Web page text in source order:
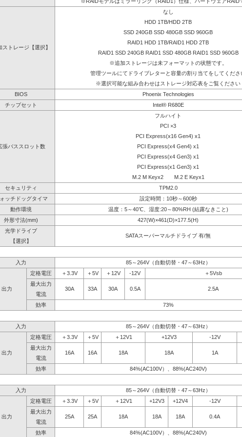
ストレージ【選択】
なし
HDD 1TB/HDD 2TB
SSD 240GB SSD 480GB SSD 960GB
RAID1 HDD 1TB/RAID1 HDD 2TB
RAID1 SSD 240GB RAID1 SSD 480GB RAID1 SSD 960GB
※追加ストレージは未フォーマットの状態です。
管理ツールにてドライブレターと容量の割り当てをしてくださ
※選択可能な組み合わせはストレージ対応表をご覧ください
BIOS
Phoenix Technologies
チップセット
Intel® R680E
張バススロット数
フルハイト
PCI ×3
PCI Express(x16 Gen4) x1
PCI Express(x4 Gen4) x1
PCI Express(x4 Gen3) x1
PCI Express(x1 Gen3) x1
M.2 M Keyx2 M.2 E Keyx1
セキュリティ
TPM2.0
ッチドッグタイマ
設定時間：10秒～600秒
動作環境
温度：5～40℃、湿度:20～80%RH (結露なきこと)
外形寸法(mm)
427(W)×461(D)×177.5(H)
光学ドライブ
SATAスーパーマルチドライブ 有/無
【選択】
入力 85～264V（自動切替・47～63Hz）
出力
定格電圧 ＋3.3V ＋5V ＋12V -12V
＋5Vsb
最大出力
30A
33A 30A 0.5A
2.5A
電流
効率
73%
入力 85～264V（自動切替・47～63Hz）
出力
定格電圧 ＋3.3V ＋5V ＋12V1 +12V3 -12V
最大出力
16A
16A 18A 18A 1A
電流
効率
84%(AC100V）、88%(AC240V)
入力 85～264V（自動切替・47～63Hz）
出力
定格電圧 ＋3.3V ＋5V ＋12V1 +12V3 +12V4 -12V
最大出力
25A
25A 18A 18A 18A 0.4A
電流
効率
84%(AC100V）、88%(AC240V)